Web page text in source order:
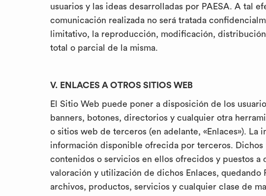
usuarios y las ideas desarrolladas por PAESA. A tal
comunicación realizada no será tratada
limitativo, la reproducción, modificación,
total o parcial de la misma.
V. ENLACES A OTROS SITIOS WEB
El Sitio Web puede poner a disposición de los
banners, botones, directorios y cualquier otra
o sitios web de terceros (en adelante, «Enlaces»).
información disponible ofrecida por terceros.
contenidos o servicios en ellos ofrecidos y puestos
valoración y utilización de dichos Enlaces,
archivos, productos, servicios y cualquier clase de